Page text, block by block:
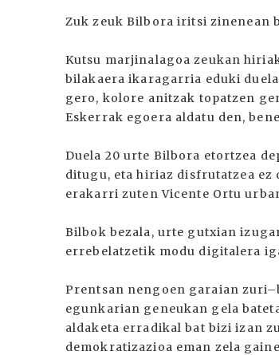
Zuk zeuk Bilbora iritsi zinenean
Kutsu marjinalagoa zeukan
bilakaera ikaragarria eduki
gero, kolore anitzak topatzen
Eskerrak egoera aldatu den,
Duela 20 urte Bilbora etortzea
ditugu, eta hiriaz disfrutatzea ez
erakarri zuten Vicente Ortu
Bilbok bezala, urte gutxian
errebelatzetik modu digitalera
Prentsan nengoen garaian
egunkarian geneukan gela
aldaketa erradikal bat bizi izan
demokratizazioa eman zela